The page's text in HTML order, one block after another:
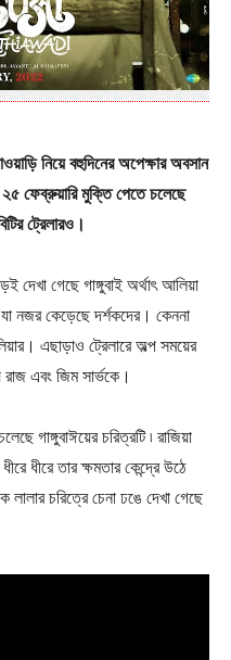
নিয়ে বহুদিনের অপেক্ষার অবসান
ফেব্রুয়ারি মুক্তি পেতে চলেছে
ট্রেলারও।
দেখা গেছে গাঙ্গুবাই অর্থাৎ আলিয়া
নজর কেড়েছে দর্শকদের। কেননা
এছাড়াও ট্রেলারে অল্প সময়ের
এবং জিম সার্ভকে।
গাঙ্গুবাঈয়ের চরিত্রটি ৷ রাজিয়া
ধীরে তার ক্ষমতার কেন্দ্রে উঠে
চরিত্রে চেনা ঢঙে দেখা গেছে